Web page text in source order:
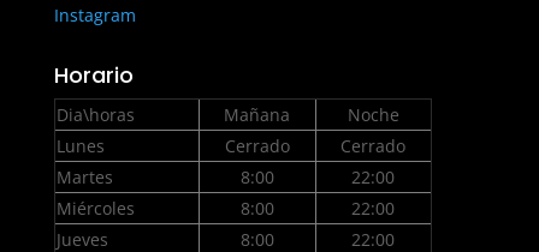
Instagram
Horario
Dia\horas Mañana
Noche
Lunes
Cerrado
Cerrado
Martes
8:00
22:00
Miércoles
8:00
22:00
Jueves
8:00 22:00